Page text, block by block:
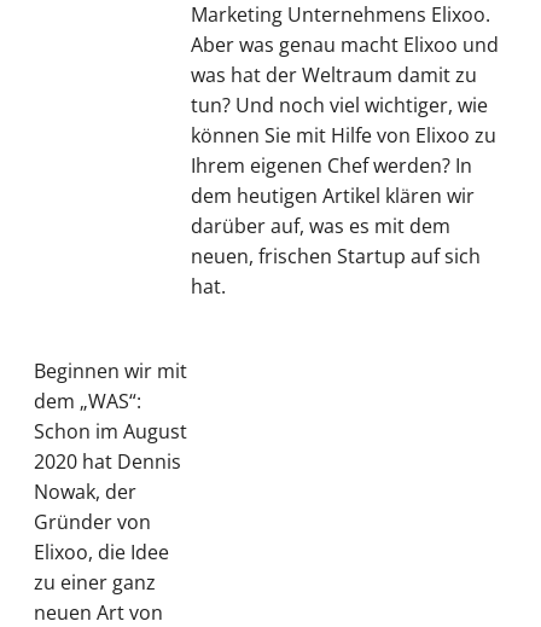
Marketing Unternehmens Elixoo.
Aber was genau macht Elixoo und
was hat der Weltraum damit zu
tun? Und noch viel wichtiger, wie
können Sie mit Hilfe von Elixoo zu
Ihrem eigenen Chef werden? In
dem heutigen Artikel klären wir
darüber auf, was es mit dem
neuen, frischen Startup auf sich
hat.
Beginnen wir mit
dem „WAS“:
Schon im August
2020 hat Dennis
Nowak, der
Gründer von
Elixoo, die Idee
zu einer ganz
neuen Art von